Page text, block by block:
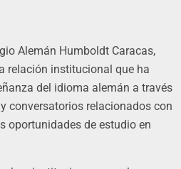
Alemán Humboldt Caracas,
relación institucional que ha
del idioma alemán a través
conversatorios relacionados con
oportunidades de estudio en